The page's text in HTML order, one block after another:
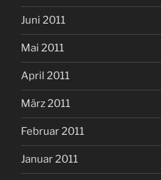
Juni 2011
Mai 2011
April 2011
März 2011
Februar 2011
Januar 2011